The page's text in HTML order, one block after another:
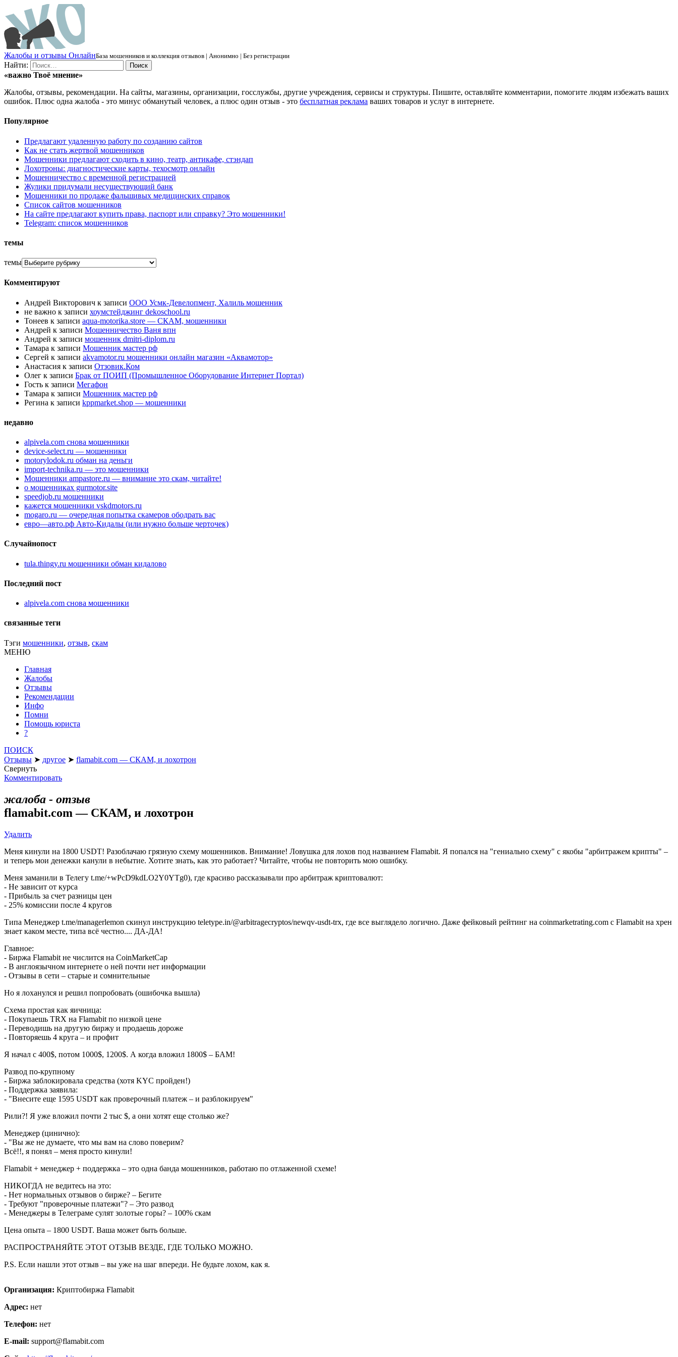
Жалобы и отзывы ОнлайнБаза мошенников и коллекция отзывов | Анонимно | Без регистрации
Найти:
«важно Твоё мнение»
Жалобы, отзывы, рекомендации. На сайты, магазины, организации, госслужбы, другие учреждения, сервисы и структуры. Пишите, оставляйте комментарии, помогите людям избежать ваших
ошибок. Плюс одна жалоба - это минус обманутый человек, а плюс один отзыв - это бесплатная реклама ваших товаров и услуг в интернете.
Популярное
Предлагают удаленную работу по созданию сайтов
Как не стать жертвой мошенников
Мошенники предлагают сходить в кино, театр, антикафе, стэндап
Лохотроны: диагностические карты, техосмотр онлайн
Мошенничество с временной регистрацией
Жулики придумали несуществующий банк
Мошенники по продаже фальшивых медицинских справок
Список сайтов мошенников
На сайте предлагают купить права, паспорт или справку? Это мошенники!
Telegram: список мошенников
темы
темы
Комментируют
Андрей Викторович к записи ООО Усмк-Девелопмент, Халиль мошенник
не важно к записи хоумстейджинг dekoschool.ru
Тонеев к записи aqua-motorika.store — СКАМ, мошенники
Андрей к записи Мошенничество Ваня впн
Андрей к записи мошенник dmitri-diplom.ru
Тамара к записи Мошенник мастер рф
Сергей к записи akvamotor.ru мошенники онлайн магазин «Аквамотор»
Анастасия к записи Отзовик.Ком
Олег к записи Брак от ПОИП (Промышленное Оборудование Интернет Портал)
Гость к записи Мегафон
Тамара к записи Мошенник мастер рф
Регина к записи kppmarket.shop — мошенники
недавно
alpivela.com снова мошенники
device-select.ru — мошенники
motorylodok.ru обман на деньги
import-technika.ru — это мошенники
Мошенники ampastore.ru — внимание это скам, читайте!
о мошенниках gurmotor.site
speedjob.ru мошенники
кажется мошенники vskdmotors.ru
mogaro.ru — очередная попытка скамеров ободрать вас
евро—авто.рф Авто-Кидалы (или нужно больше черточек)
Случайнопост
tula.thingy.ru мошенники обман кидалово
Последний пост
alpivela.com снова мошенники
связанные теги
Тэги мошенники, отзыв, скам
МЕНЮ
Главная
Жалобы
Отзывы
Рекомендации
Инфо
Помни
Помощь юриста
?
ПОИСК
Отзывы ➤ другое ➤ flamabit.com — СКАМ, и лохотрон
Свернуть
Комментировать
жалоба - отзыв
flamabit.com — СКАМ, и лохотрон
Удалить
Меня кинули на 1800 USDT! Разоблачаю грязную схему мошенников. Внимание! Ловушка для лохов под названием Flamabit. Я попался на "гениально схему" с якобы "арбитражем крипты" –
и теперь мои денежки канули в небытие. Хотите знать, как это работает? Читайте, чтобы не повторить мою ошибку.
Меня заманили в Телегу t.me/+wPcD9kdLO2Y0YTg0), где красиво рассказывали про арбитраж криптовалют:
- Не зависит от курса
- Прибыль за счет разницы цен
- 25% комиссии после 4 кругов
Типа Менеджер t.me/managerlemon скинул инструкцию teletype.in/@arbitragecryptos/newqv-usdt-trx, где все выглядело логично. Даже фейковый рейтинг на coinmarketrating.com с Flamabit на хрен
знает каком месте, типа всё честно.... ДА-ДА!
Главное:
- Биржа Flamabit не числится на CoinMarketCap
- В англоязычном интернете о ней почти нет информации
- Отзывы в сети – старые и сомнительные
Но я лоханулся и решил попробовать (ошибочка вышла)
Схема простая как яичница:
- Покупаешь TRX на Flamabit по низкой цене
- Переводишь на другую биржу и продаешь дороже
- Повторяешь 4 круга – и профит
Я начал с 400$, потом 1000$, 1200$. А когда вложил 1800$ – БАМ!
Развод по-крупному
- Биржа заблокировала средства (хотя KYC пройден!)
- Поддержка заявила:
- "Внесите еще 1595 USDT как проверочный платеж – и разблокируем"
Рили?! Я уже вложил почти 2 тыс $, а они хотят еще столько же?
Менеджер (цинично):
- "Вы же не думаете, что мы вам на слово поверим?
Всё!!, я понял – меня просто кинули!
Flamabit + менеджер + поддержка – это одна банда мошенников, работаю по отлаженной схеме!
НИКОГДА не ведитесь на это:
- Нет нормальных отзывов о бирже? – Бегите
- Требуют "проверочные платежи"? – Это развод
- Менеджеры в Телеграме сулят золотые горы? – 100% скам
Цена опыта – 1800 USDT. Ваша может быть больше.
РАСПРОСТРАНЯЙТЕ ЭТОТ ОТЗЫВ ВЕЗДЕ, ГДЕ ТОЛЬКО МОЖНО.
P.S. Если нашли этот отзыв – вы уже на шаг впереди. Не будьте лохом, как я.
Организация: Криптобиржа Flamabit
Адрес: нет
Телефон: нет
E-mail: support@flamabit.com